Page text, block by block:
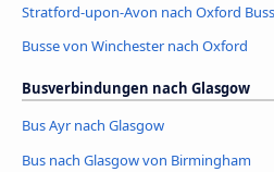
Stratford-upon-Avon nach Oxford
Busse von Winchester nach Oxford
Busverbindungen nach Glasgow
Bus Ayr nach Glasgow
Bus nach Glasgow von Birmingham